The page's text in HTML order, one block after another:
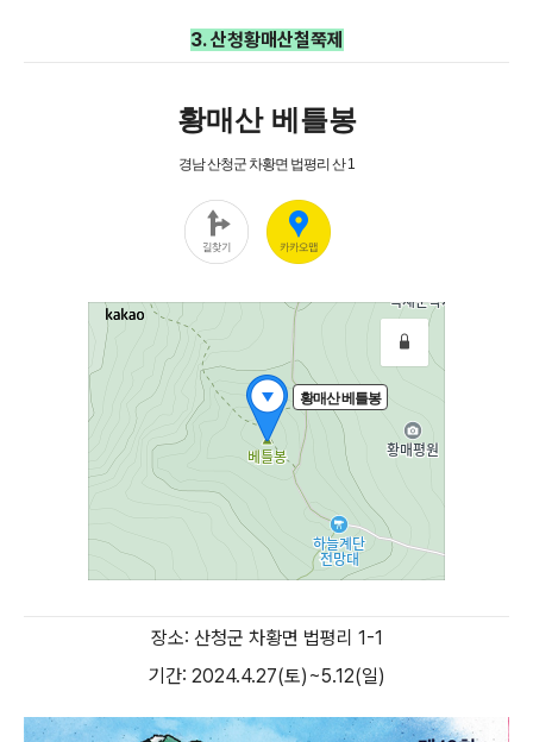
3. 산청황매산철쭉제
장소: 산청군 차황면 법평리 1-1
기간: 2024.4.27(토)~5.12(일)